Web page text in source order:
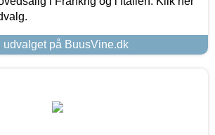
udvalget på BuusVine.dk